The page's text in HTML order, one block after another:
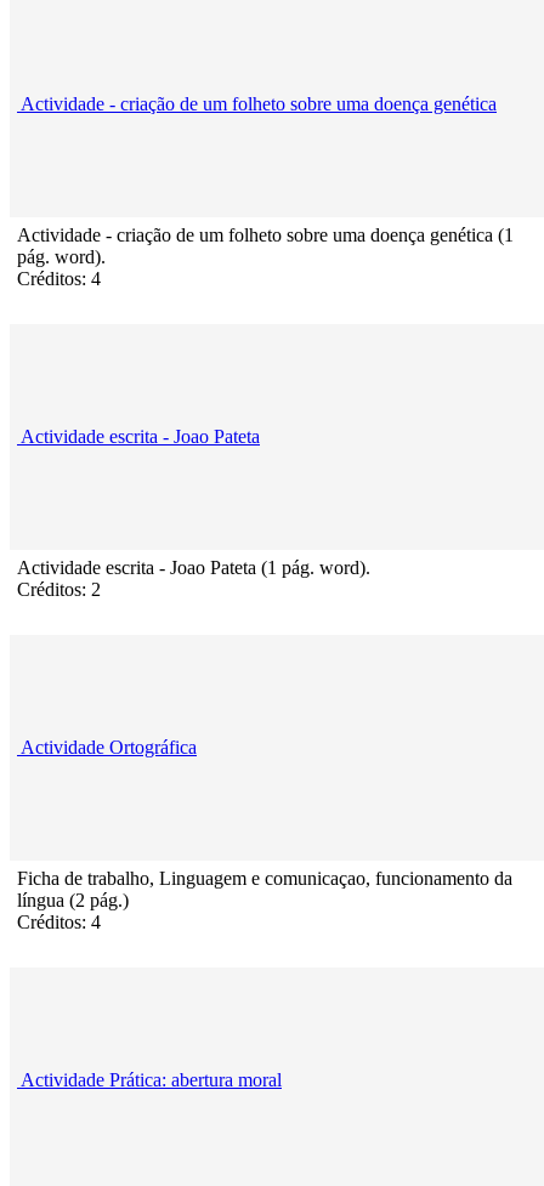
Actividade - criação de um folheto sobre uma doença genética
Actividade - criação de um folheto sobre uma doença genética (1
pág. word).
Créditos: 4
Actividade escrita - Joao Pateta
Actividade escrita - Joao Pateta (1 pág. word).
Créditos: 2
Actividade Ortográfica
Ficha de trabalho, Linguagem e comunicaçao, funcionamento da
língua (2 pág.)
Créditos: 4
Actividade Prática: abertura moral